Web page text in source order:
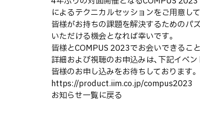
によるテクニカルセッションをご用意して
皆様がお持ちの課題を解決するためのパ
いただける機会となれば幸いです。
皆様とCOMPUS 2023でお会いできるこ
詳細および視聴のお申込みは、下記イベ
皆様のお申し込みをお待ちしております。
https://product.iim.co.jp/compus2023
お知らせ一覧に戻る